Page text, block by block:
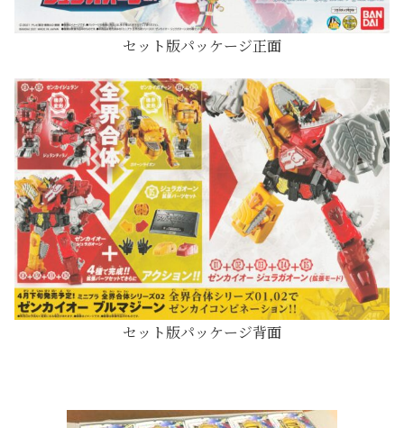
セット版パッケージ正面
セット版パッケージ背面